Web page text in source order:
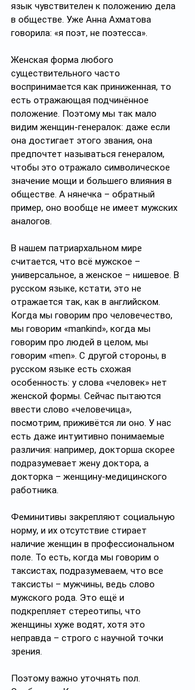
язык чувствителен к положению дела
в обществе. Уже Анна Ахматова
говорила: «я поэт, не поэтесса».
Женская форма любого
существительного часто
воспринимается как приниженная, то
есть отражающая подчинённое
положение. Поэтому мы так мало
видим женщин-генералок: даже если
она достигает этого звания, она
предпочтет называться генералом,
чтобы это отражало символическое
значение мощи и большего влияния в
обществе. А нянечка – обратный
пример, оно вообще не имеет мужских
аналогов.
В нашем патриархальном мире
считается, что всё мужское –
универсальное, а женское – нишевое. В
русском языке, кстати, это не
отражается так, как в английском.
Когда мы говорим про человечество,
мы говорим «mankind», когда мы
говорим про людей в целом, мы
говорим «men». С другой стороны, в
русском языке есть схожая
особенность: у слова «человек» нет
женской формы. Сейчас пытаются
ввести слово «человечица»,
посмотрим, приживётся ли оно. У нас
есть даже интуитивно понимаемые
различия: например, докторша скорее
подразумевает жену доктора, а
докторка – женщину-медицинского
работника.
Феминитивы закрепляют социальную
норму, и их отсутствие стирает
наличие женщин в профессиональном
поле. То есть, когда мы говорим о
таксистах, подразумеваем, что все
таксисты – мужчины, ведь слово
мужского рода. Это ещё и
подкрепляет стереотипы, что
женщины хуже водят, хотя это
неправда – строго с научной точки
зрения.
Поэтому важно уточнять пол.